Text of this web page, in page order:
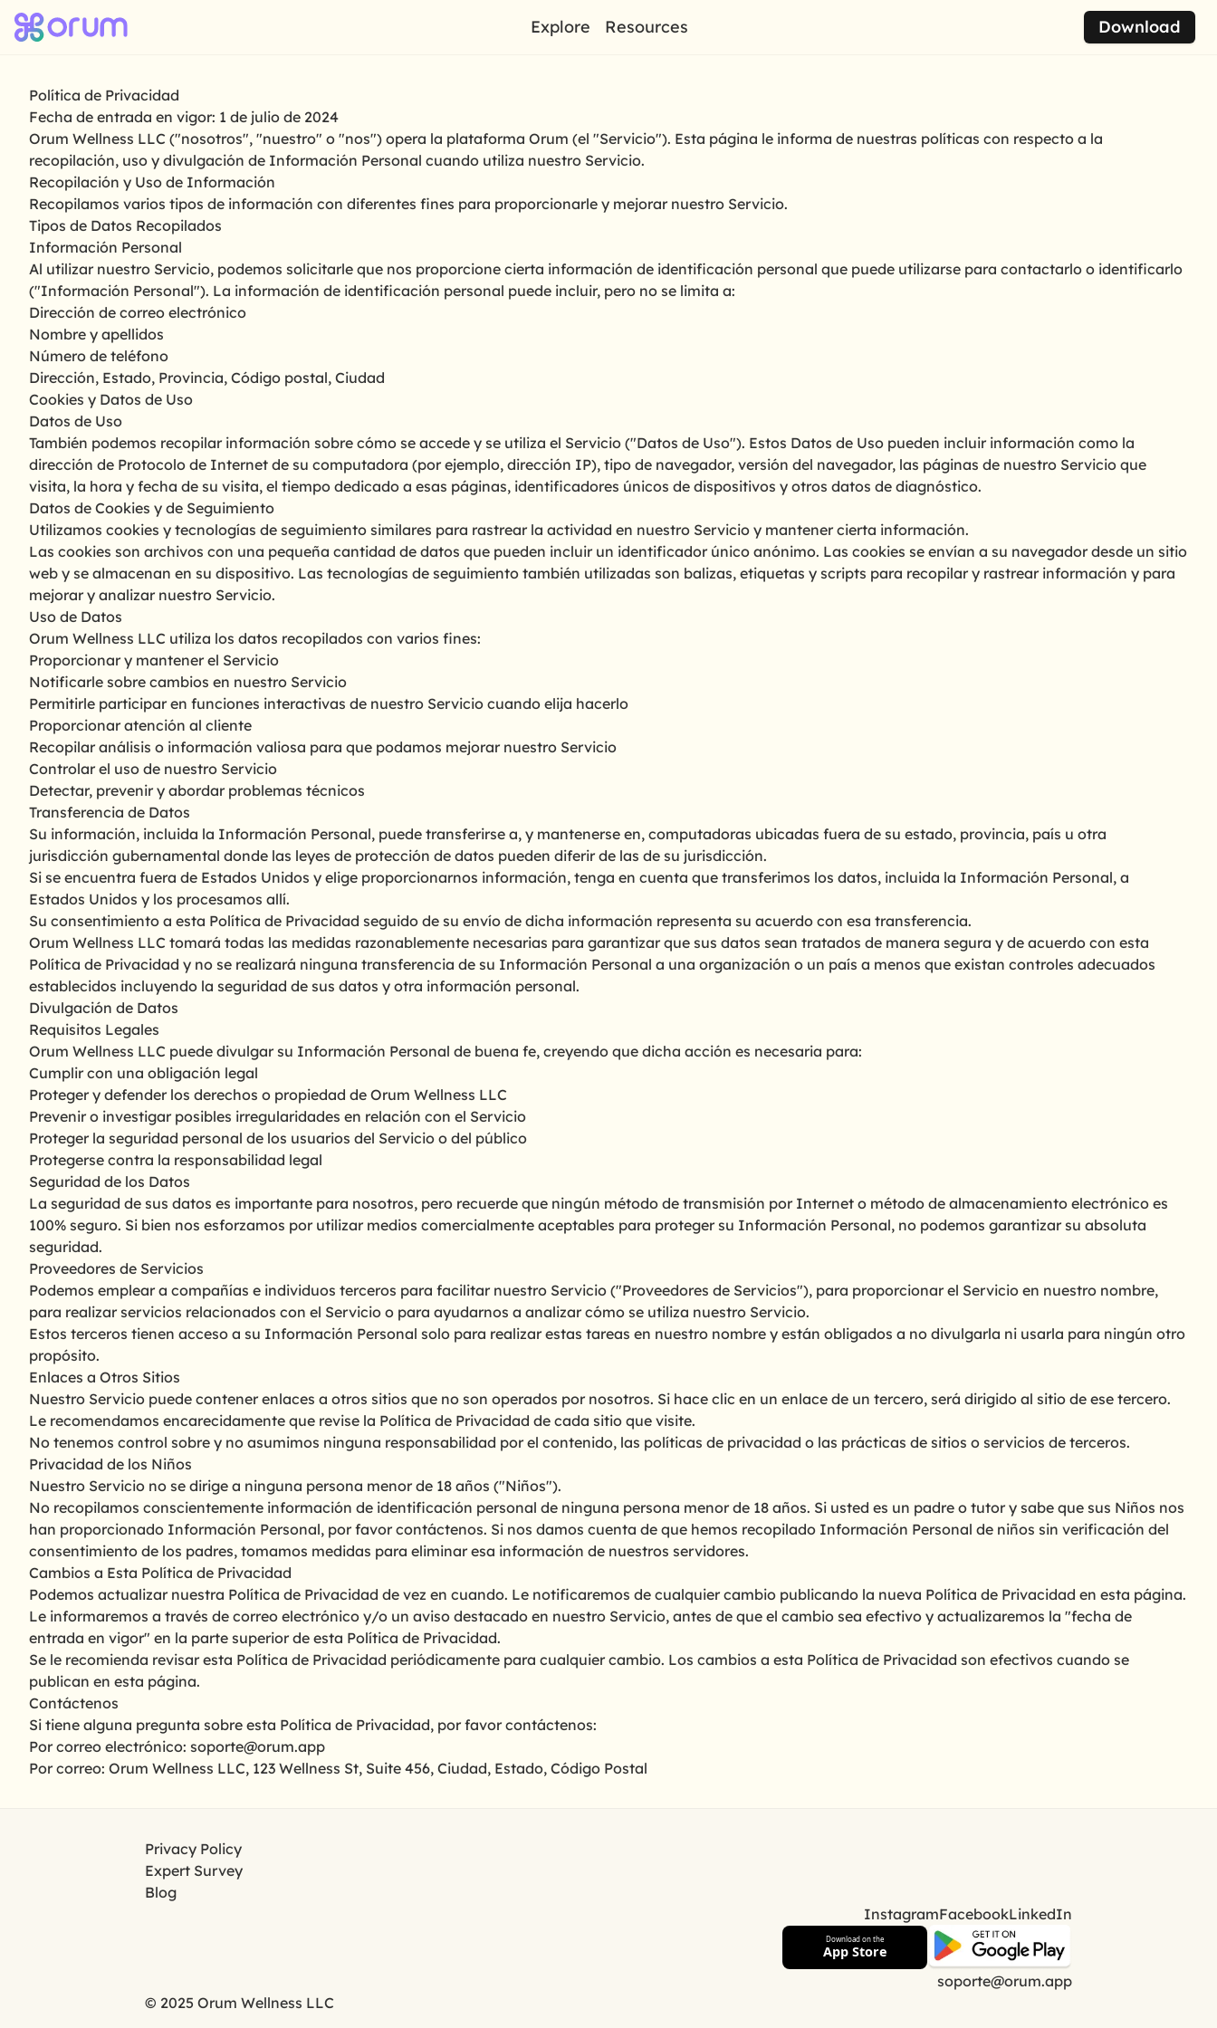
Explore Resources Download
Política de Privacidad
Fecha de entrada en vigor: 1 de julio de 2024
Orum Wellness LLC ("nosotros", "nuestro" o "nos") opera la plataforma Orum (el "Servicio"). Esta página le informa de nuestras políticas con respecto a la
recopilación, uso y divulgación de Información Personal cuando utiliza nuestro Servicio.
Recopilación y Uso de Información
Recopilamos varios tipos de información con diferentes fines para proporcionarle y mejorar nuestro Servicio.
Tipos de Datos Recopilados
Información Personal
Al utilizar nuestro Servicio, podemos solicitarle que nos proporcione cierta información de identificación personal que puede utilizarse para contactarlo o identificarlo
("Información Personal"). La información de identificación personal puede incluir, pero no se limita a:
Dirección de correo electrónico
Nombre y apellidos
Número de teléfono
Dirección, Estado, Provincia, Código postal, Ciudad
Cookies y Datos de Uso
Datos de Uso
También podemos recopilar información sobre cómo se accede y se utiliza el Servicio ("Datos de Uso"). Estos Datos de Uso pueden incluir información como la
dirección de Protocolo de Internet de su computadora (por ejemplo, dirección IP), tipo de navegador, versión del navegador, las páginas de nuestro Servicio que
visita, la hora y fecha de su visita, el tiempo dedicado a esas páginas, identificadores únicos de dispositivos y otros datos de diagnóstico.
Datos de Cookies y de Seguimiento
Utilizamos cookies y tecnologías de seguimiento similares para rastrear la actividad en nuestro Servicio y mantener cierta información.
Las cookies son archivos con una pequeña cantidad de datos que pueden incluir un identificador único anónimo. Las cookies se envían a su navegador desde un sitio
web y se almacenan en su dispositivo. Las tecnologías de seguimiento también utilizadas son balizas, etiquetas y scripts para recopilar y rastrear información y para
mejorar y analizar nuestro Servicio.
Uso de Datos
Orum Wellness LLC utiliza los datos recopilados con varios fines:
Proporcionar y mantener el Servicio
Notificarle sobre cambios en nuestro Servicio
Permitirle participar en funciones interactivas de nuestro Servicio cuando elija hacerlo
Proporcionar atención al cliente
Recopilar análisis o información valiosa para que podamos mejorar nuestro Servicio
Controlar el uso de nuestro Servicio
Detectar, prevenir y abordar problemas técnicos
Transferencia de Datos
Su información, incluida la Información Personal, puede transferirse a, y mantenerse en, computadoras ubicadas fuera de su estado, provincia, país u otra
jurisdicción gubernamental donde las leyes de protección de datos pueden diferir de las de su jurisdicción.
Si se encuentra fuera de Estados Unidos y elige proporcionarnos información, tenga en cuenta que transferimos los datos, incluida la Información Personal, a
Estados Unidos y los procesamos allí.
Su consentimiento a esta Política de Privacidad seguido de su envío de dicha información representa su acuerdo con esa transferencia.
Orum Wellness LLC tomará todas las medidas razonablemente necesarias para garantizar que sus datos sean tratados de manera segura y de acuerdo con esta
Política de Privacidad y no se realizará ninguna transferencia de su Información Personal a una organización o un país a menos que existan controles adecuados
establecidos incluyendo la seguridad de sus datos y otra información personal.
Divulgación de Datos
Requisitos Legales
Orum Wellness LLC puede divulgar su Información Personal de buena fe, creyendo que dicha acción es necesaria para:
Cumplir con una obligación legal
Proteger y defender los derechos o propiedad de Orum Wellness LLC
Prevenir o investigar posibles irregularidades en relación con el Servicio
Proteger la seguridad personal de los usuarios del Servicio o del público
Protegerse contra la responsabilidad legal
Seguridad de los Datos
La seguridad de sus datos es importante para nosotros, pero recuerde que ningún método de transmisión por Internet o método de almacenamiento electrónico es
100% seguro. Si bien nos esforzamos por utilizar medios comercialmente aceptables para proteger su Información Personal, no podemos garantizar su absoluta
seguridad.
Proveedores de Servicios
Podemos emplear a compañías e individuos terceros para facilitar nuestro Servicio ("Proveedores de Servicios"), para proporcionar el Servicio en nuestro nombre,
para realizar servicios relacionados con el Servicio o para ayudarnos a analizar cómo se utiliza nuestro Servicio.
Estos terceros tienen acceso a su Información Personal solo para realizar estas tareas en nuestro nombre y están obligados a no divulgarla ni usarla para ningún otro
propósito.
Enlaces a Otros Sitios
Nuestro Servicio puede contener enlaces a otros sitios que no son operados por nosotros. Si hace clic en un enlace de un tercero, será dirigido al sitio de ese tercero.
Le recomendamos encarecidamente que revise la Política de Privacidad de cada sitio que visite.
No tenemos control sobre y no asumimos ninguna responsabilidad por el contenido, las políticas de privacidad o las prácticas de sitios o servicios de terceros.
Privacidad de los Niños
Nuestro Servicio no se dirige a ninguna persona menor de 18 años ("Niños").
No recopilamos conscientemente información de identificación personal de ninguna persona menor de 18 años. Si usted es un padre o tutor y sabe que sus Niños nos
han proporcionado Información Personal, por favor contáctenos. Si nos damos cuenta de que hemos recopilado Información Personal de niños sin verificación del
consentimiento de los padres, tomamos medidas para eliminar esa información de nuestros servidores.
Cambios a Esta Política de Privacidad
Podemos actualizar nuestra Política de Privacidad de vez en cuando. Le notificaremos de cualquier cambio publicando la nueva Política de Privacidad en esta página.
Le informaremos a través de correo electrónico y/o un aviso destacado en nuestro Servicio, antes de que el cambio sea efectivo y actualizaremos la "fecha de
entrada en vigor" en la parte superior de esta Política de Privacidad.
Se le recomienda revisar esta Política de Privacidad periódicamente para cualquier cambio. Los cambios a esta Política de Privacidad son efectivos cuando se
publican en esta página.
Contáctenos
Si tiene alguna pregunta sobre esta Política de Privacidad, por favor contáctenos:
Por correo electrónico: soporte@orum.app
Por correo: Orum Wellness LLC, 123 Wellness St, Suite 456, Ciudad, Estado, Código Postal
Privacy Policy
Expert Survey
Blog
InstagramFacebookLinkedIn
Download on the
App Store
soporte@orum.app
© 2025 Orum Wellness LLC